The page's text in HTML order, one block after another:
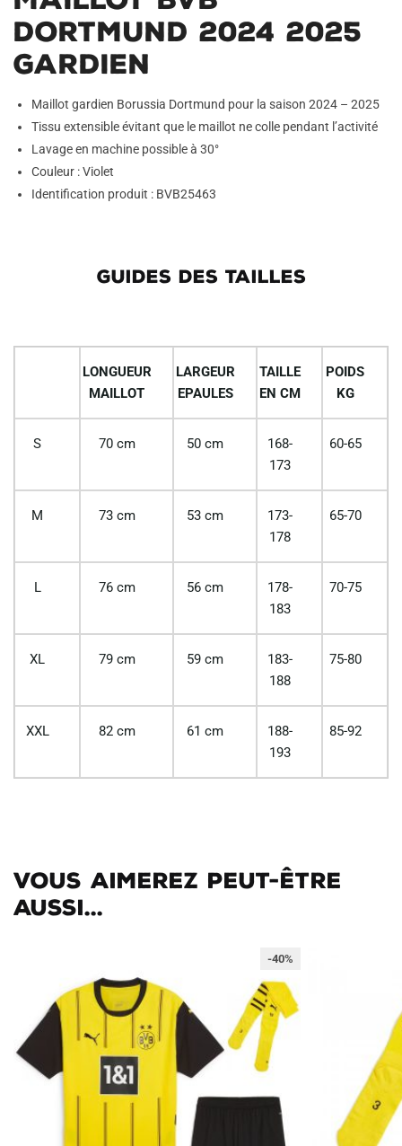
Dortmund 2024 2025
Gardien
Maillot gardien Borussia Dortmund pour la saison 2024 – 2025
Tissu extensible évitant que le maillot ne colle pendant l’activité
Lavage en machine possible à 30°
Couleur : Violet
Identification produit : BVB25463
GUIDES DES TAILLES
LONGUEUR
MAILLOT
LARGEUR
EPAULES
TAILLE
EN CM
POIDS
KG
S 70 cm 50 cm
168-
173
60-65
M 73 cm 53 cm
173-
178
65-70
L 76 cm 56 cm
178-
183
70-75
XL 79 cm 59 cm
183-
188
75-80
XXL 82 cm 61 cm
188-
193
85-92
Vous aimerez peut-être
aussi...
-40%